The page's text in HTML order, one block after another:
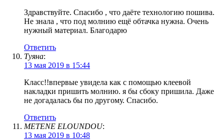
Здравствуйте. Спасибо , что даёте технологию пошива.
Не знала , что под молнию ещё обтачка нужна. Очень
нужный материал. Благодарю
Ответить
Туяна:
13 мая 2019 в 15:44
Класс!!впервые увидела как с помощью клеевой
накладки пришить молнию. я бы сбоку пришила. Даже
не догадалась бы по другому. Спасибо.
Ответить
METENE ELOUNDOU:
13 мая 2019 в 10:48